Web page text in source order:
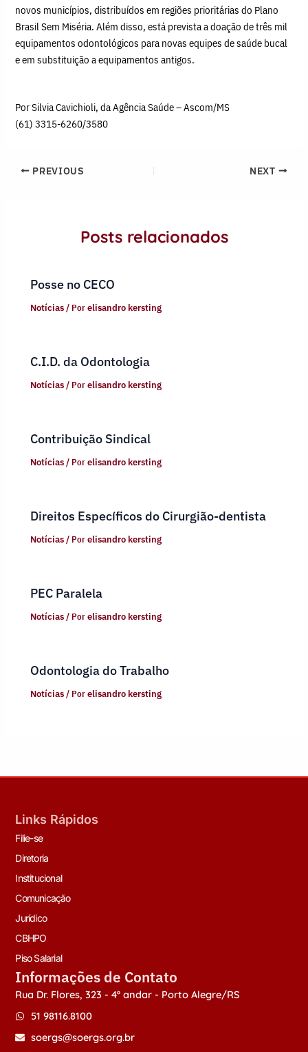
novos municípios, distribuídos em regiões prioritárias do Plano
Brasil Sem Miséria. Além disso, está prevista a doação de três mil
equipamentos odontológicos para novas equipes de saúde bucal
e em substituição a equipamentos antigos.
Por Silvia Cavichioli, da Agência Saúde – Ascom/MS
(61) 3315-6260/3580
PREVIOUS NEXT
Posts relacionados
Posse no CECO
Notícias/ Porelisandro kersting
C.I.D. da Odontologia
Notícias/ Porelisandro kersting
Contribuição Sindical
Notícias/ Porelisandro kersting
Direitos Específicos do Cirurgião-dentista
Notícias/ Porelisandro kersting
PEC Paralela
Notícias/ Porelisandro kersting
Odontologia do Trabalho
Notícias/ Porelisandro kersting
Links Rápidos
Filie-se
Diretoria
Institucional
Comunicação
Jurídico
CBHPO
Piso Salarial
Informações de Contato
Rua Dr. Flores, 323 - 4º andar - Porto Alegre/RS
51 98116.8100
soergs@soergs.org.br